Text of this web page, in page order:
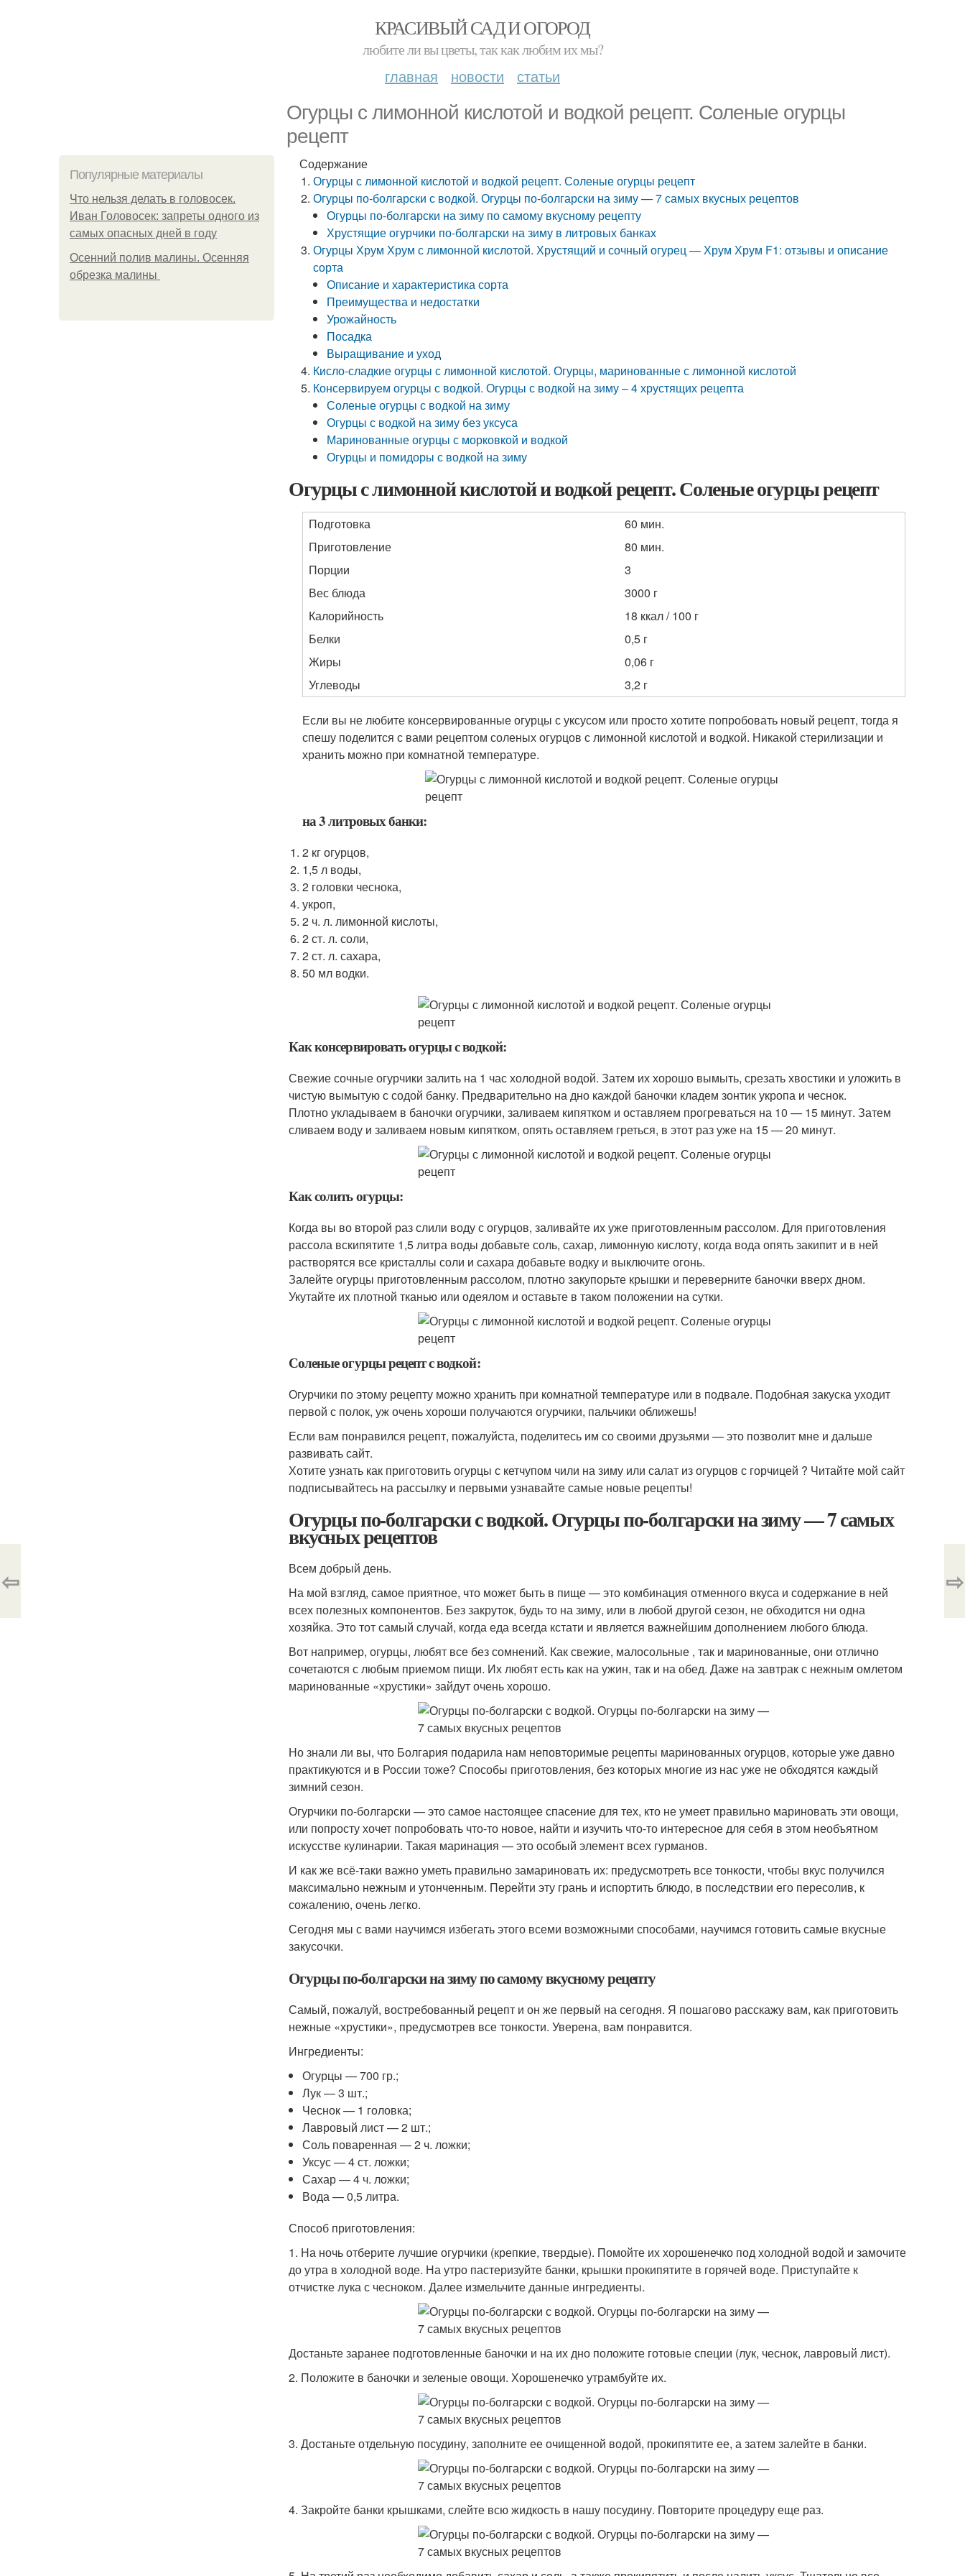
КРАСИВЫЙ САД И ОГОРОД
любите ли вы цветы, так как любим их мы?
главная новости статьи
Огурцы с лимонной кислотой и водкой рецепт. Соленые огурцы
рецепт
Популярные материалы
Что нельзя делать в головосек.
Иван Головосек: запреты одного из
самых опасных дней в году
Осенний полив малины. Осенняя
обрезка малины
Содержание
Огурцы с лимонной кислотой и водкой рецепт. Соленые огурцы рецепт
Огурцы по-болгарски с водкой. Огурцы по-болгарски на зиму — 7 самых вкусных рецептов
Огурцы по-болгарски на зиму по самому вкусному рецепту
Хрустящие огурчики по-болгарски на зиму в литровых банках
Огурцы Хрум Хрум с лимонной кислотой. Хрустящий и сочный огурец — Хрум Хрум F1: отзывы и описание
сорта
Описание и характеристика сорта
Преимущества и недостатки
Урожайность
Посадка
Выращивание и уход
Кисло-сладкие огурцы с лимонной кислотой. Огурцы, маринованные с лимонной кислотой
Консервируем огурцы с водкой. Огурцы с водкой на зиму – 4 хрустящих рецепта
Соленые огурцы с водкой на зиму
Огурцы с водкой на зиму без уксуса
Маринованные огурцы с морковкой и водкой
Огурцы и помидоры с водкой на зиму
Огурцы с лимонной кислотой и водкой рецепт. Соленые огурцы рецепт
Подготовка
60 мин.
Приготовление
80 мин.
Порции
3
Вес блюда
3000 г
Калорийность
18 ккал / 100 г
Белки
0,5 г
Жиры
0,06 г
Углеводы
3,2 г
Если вы не любите консервированные огурцы с уксусом или просто хотите попробовать новый рецепт, тогда я
спешу поделится с вами рецептом соленых огурцов с лимонной кислотой и водкой. Никакой стерилизации и
хранить можно при комнатной температуре.
на 3 литровых банки:
2 кг огурцов,
1,5 л воды,
2 головки чеснока,
укроп,
2 ч. л. лимонной кислоты,
2 ст. л. соли,
2 ст. л. сахара,
50 мл водки.
Как консервировать огурцы с водкой:
Свежие сочные огурчики залить на 1 час холодной водой. Затем их хорошо вымыть, срезать хвостики и уложить в
чистую вымытую с содой банку. Предварительно на дно каждой баночки кладем зонтик укропа и чеснок.
Плотно укладываем в баночки огурчики, заливаем кипятком и оставляем прогреваться на 10 — 15 минут. Затем
сливаем воду и заливаем новым кипятком, опять оставляем греться, в этот раз уже на 15 — 20 минут.
Как солить огурцы:
Когда вы во второй раз слили воду с огурцов, заливайте их уже приготовленным рассолом. Для приготовления
рассола вскипятите 1,5 литра воды добавьте соль, сахар, лимонную кислоту, когда вода опять закипит и в ней
растворятся все кристаллы соли и сахара добавьте водку и выключите огонь.
Залейте огурцы приготовленным рассолом, плотно закупорьте крышки и переверните баночки вверх дном.
Укутайте их плотной тканью или одеялом и оставьте в таком положении на сутки.
Соленые огурцы рецепт с водкой:
Огурчики по этому рецепту можно хранить при комнатной температуре или в подвале. Подобная закуска уходит
первой с полок, уж очень хороши получаются огурчики, пальчики оближешь!
Если вам понравился рецепт, пожалуйста, поделитесь им со своими друзьями — это позволит мне и дальше
развивать сайт.
Хотите узнать как приготовить огурцы с кетчупом чили на зиму или салат из огурцов с горчицей ? Читайте мой сайт
подписывайтесь на рассылку и первыми узнавайте самые новые рецепты!
Огурцы по-болгарски с водкой. Огурцы по-болгарски на зиму — 7 самых
вкусных рецептов
Всем добрый день.
На мой взгляд, самое приятное, что может быть в пище — это комбинация отменного вкуса и содержание в ней
всех полезных компонентов. Без закруток, будь то на зиму, или в любой другой сезон, не обходится ни одна
хозяйка. Это тот самый случай, когда еда всегда кстати и является важнейшим дополнением любого блюда.
Вот например, огурцы, любят все без сомнений. Как свежие, малосольные , так и маринованные, они отлично
сочетаются с любым приемом пищи. Их любят есть как на ужин, так и на обед. Даже на завтрак с нежным омлетом
маринованные «хрустики» зайдут очень хорошо.
Но знали ли вы, что Болгария подарила нам неповторимые рецепты маринованных огурцов, которые уже давно
практикуются и в России тоже? Способы приготовления, без которых многие из нас уже не обходятся каждый
зимний сезон.
Огурчики по-болгарски — это самое настоящее спасение для тех, кто не умеет правильно мариновать эти овощи,
или попросту хочет попробовать что-то новое, найти и изучить что-то интересное для себя в этом необъятном
искусстве кулинарии. Такая маринация — это особый элемент всех гурманов.
И как же всё-таки важно уметь правильно замариновать их: предусмотреть все тонкости, чтобы вкус получился
максимально нежным и утонченным. Перейти эту грань и испортить блюдо, в последствии его пересолив, к
сожалению, очень легко.
Сегодня мы с вами научимся избегать этого всеми возможными способами, научимся готовить самые вкусные
закусочки.
Огурцы по-болгарски на зиму по самому вкусному рецепту
Самый, пожалуй, востребованный рецепт и он же первый на сегодня. Я пошагово расскажу вам, как приготовить
нежные «хрустики», предусмотрев все тонкости. Уверена, вам понравится.
Ингредиенты:
Огурцы — 700 гр.;
Лук — 3 шт.;
Чеснок — 1 головка;
Лавровый лист — 2 шт.;
Соль поваренная — 2 ч. ложки;
Уксус — 4 ст. ложки;
Сахар — 4 ч. ложки;
Вода — 0,5 литра.
Способ приготовления:
1. На ночь отберите лучшие огурчики (крепкие, твердые). Помойте их хорошенечко под холодной водой и замочите
до утра в холодной воде. На утро пастеризуйте банки, крышки прокипятите в горячей воде. Приступайте к
отчистке лука с чесноком. Далее измельчите данные ингредиенты.
Достаньте заранее подготовленные баночки и на их дно положите готовые специи (лук, чеснок, лавровый лист).
2. Положите в баночки и зеленые овощи. Хорошенечко утрамбуйте их.
3. Достаньте отдельную посудину, заполните ее очищенной водой, прокипятите ее, а затем залейте в банки.
4. Закройте банки крышками, слейте всю жидкость в нашу посудину. Повторите процедуру еще раз.
⇦ ⇨